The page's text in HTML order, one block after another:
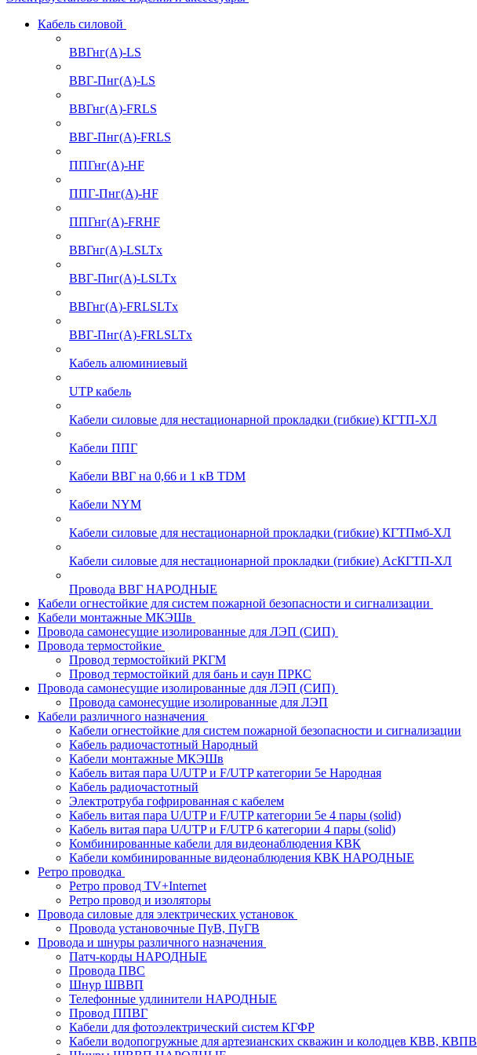
Кабель силовой
ВВГнг(А)-LS
ВВГ-Пнг(А)-LS
ВВГнг(А)-FRLS
ВВГ-Пнг(А)-FRLS
ППГнг(А)-HF
ППГ-Пнг(А)-HF
ППГнг(А)-FRHF
ВВГнг(А)-LSLTx
ВВГ-Пнг(А)-LSLTx
ВВГнг(А)-FRLSLTx
ВВГ-Пнг(А)-FRLSLTx
Кабель алюминиевый
UTP кабель
Кабели силовые для нестационарной прокладки (гибкие) КГТП-ХЛ
Кабели ППГ
Кабели ВВГ на 0,66 и 1 кВ TDM
Кабели NYM
Кабели силовые для нестационарной прокладки (гибкие) КГТПмб-ХЛ
Кабели силовые для нестационарной прокладки (гибкие) АсКГТП-ХЛ
Провода ВВГ НАРОДНЫЕ
Кабели огнестойкие для систем пожарной безопасности и сигнализации
Кабели монтажные МКЭШв
Провода самонесущие изолированные для ЛЭП (СИП)
Провода термостойкие
Провод термостойкий РКГМ
Провод термостойкий для бань и саун ПРКС
Провода самонесущие изолированные для ЛЭП (СИП)
Провода самонесущие изолированные для ЛЭП
Кабели различного назначения
Кабели огнестойкие для систем пожарной безопасности и сигнализации
Кабель радиочастотный Народный
Кабели монтажные МКЭШв
Кабель витая пара U/UTP и F/UTP категории 5е Народная
Кабель радиочастотный
Электротруба гофрированная с кабелем
Кабель витая пара U/UTP и F/UTP категории 5e 4 пары (solid)
Кабель витая пара U/UTP и F/UTP 6 категории 4 пары (solid)
Комбинированные кабели для видеонаблюдения КВК
Кабели комбинированные видеонаблюдения КВК НАРОДНЫЕ
Ретро проводка
Ретро провод TV+Internet
Ретро провод и изоляторы
Провода силовые для электрических установок
Провода установочные ПуВ, ПуГВ
Провода и шнуры различного назначения
Патч-корды НАРОДНЫЕ
Провода ПВС
Шнур ШВВП
Телефонные удлинители НАРОДНЫЕ
Провод ППВГ
Кабели для фотоэлектрический систем КГФР
Кабели водопогружные для артезианских скважин и колодцев КВВ, КВПВ